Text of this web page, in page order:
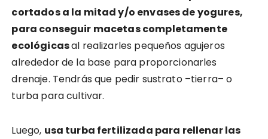
cortados a la mitad y/o envases de yogures,
para conseguir macetas completamente
ecológicasal realizarles pequeños agujeros
alrededor de la base para proporcionarles
drenaje. Tendrás que pedir sustrato –tierra– o
turba para cultivar.
Luego, usa turba fertilizada para rellenar las